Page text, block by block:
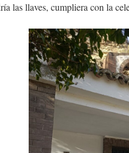
las llaves, cumpliera con la